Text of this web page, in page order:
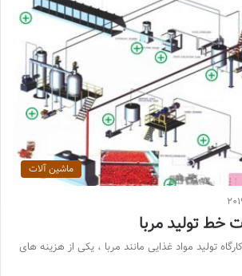
ماشین آلات
خط تولید مربا
تولید مواد غذایی مانند مربا ، یکی از هزینه های